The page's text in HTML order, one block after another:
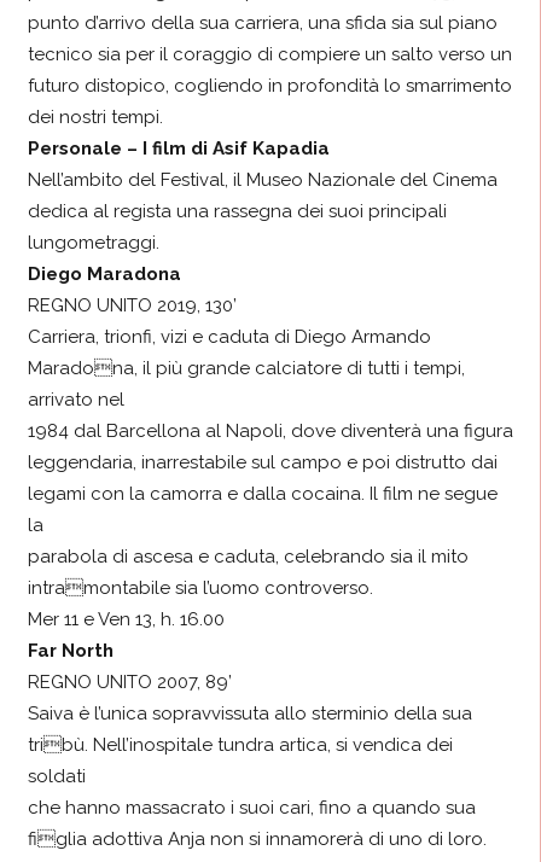
punto d’arrivo della sua carriera, una sfida sia sul piano
tecnico sia per il coraggio di compiere un salto verso un
futuro distopico, cogliendo in profondità lo smarrimento
dei nostri tempi.
Personale – I film di Asif Kapadia
Nell’ambito del Festival, il Museo Nazionale del Cinema
dedica al regista una rassegna dei suoi principali
lungometraggi.
Diego Maradona
REGNO UNITO 2019, 130’
Carriera, trionfi, vizi e caduta di Diego Armando
Maradona, il più grande calciatore di tutti i tempi,
arrivato nel
1984 dal Barcellona al Napoli, dove diventerà una figura
leggendaria, inarrestabile sul campo e poi distrutto dai
legami con la camorra e dalla cocaina. Il film ne segue
la
parabola di ascesa e caduta, celebrando sia il mito
intramontabile sia l’uomo controverso.
Mer 11 e Ven 13, h. 16.00
Far North
REGNO UNITO 2007, 89’
Saiva è l’unica sopravvissuta allo sterminio della sua
tribù. Nell’inospitale tundra artica, si vendica dei
soldati
che hanno massacrato i suoi cari, fino a quando sua
figlia adottiva Anja non si innamorerà di uno di loro.